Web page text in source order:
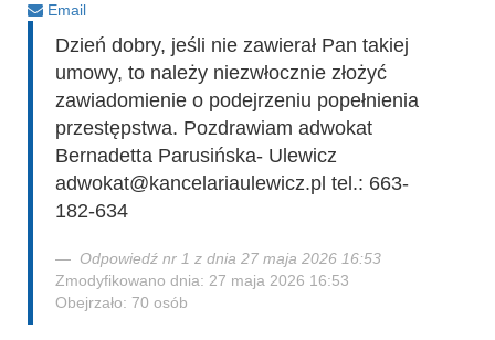
Email
Dzień dobry, jeśli nie zawierał Pan takiej
umowy, to należy niezwłocznie złożyć
zawiadomienie o podejrzeniu popełnienia
przestępstwa. Pozdrawiam adwokat
Bernadetta Parusińska- Ulewicz
adwokat@kancelariaulewicz.pl tel.: 663-
182-634
Odpowiedź nr 1 z dnia 27 maja 2026 16:53
Zmodyfikowano dnia: 27 maja 2026 16:53
Obejrzało: 70 osób